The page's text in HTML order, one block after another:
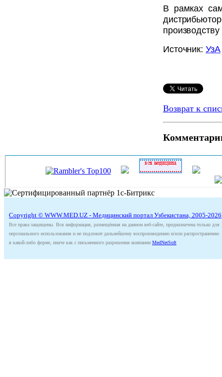
В рамках
Источник: УзА
Возврат к
Copyright © WWW.MED.UZ - Медицинский портал Узбекистана, 2005-2026
Все права защищены. Вся информация, размещённая на данном веб-сайте, предназначена только для
персонального использования и не подлежит дальнейшему воспроизведению и/или распространению
в какой-либо форме, иначе как с письменного разрешения компании MedNetSoft